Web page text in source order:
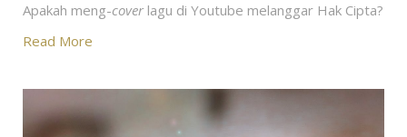
Apakah meng-cover lagu di Youtube melanggar Hak Cipta?
Read More